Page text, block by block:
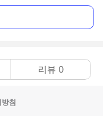
리뷰 0
침